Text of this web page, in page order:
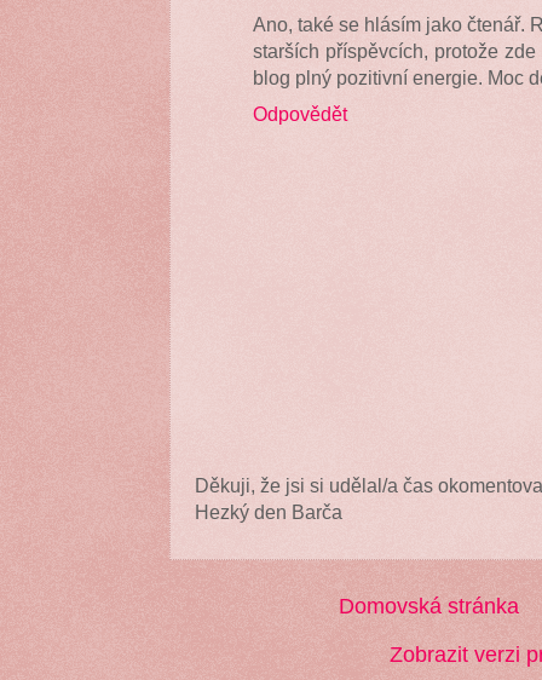
Ano, také se hlásím jako čtenář.
starších příspěvcích, protože
blog plný pozitivní energie. Moc
Odpovědět
Děkuji, že jsi si udělal/a čas
Hezký den Barča
Domovská stránka
Zobrazit verzi